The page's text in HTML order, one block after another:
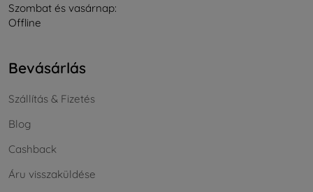
Szombat és vasárnap:
Offline
Bevásárlás
Szállítás & Fizetés
Blog
Cashback
Áru visszaküldése